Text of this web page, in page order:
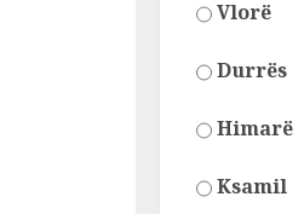
Vlorë
Durrës
Himarë
Ksamil